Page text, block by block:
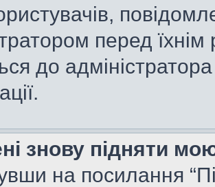
перед
до
знову підняти
на посилання